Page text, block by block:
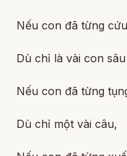
Nếu con đã từng
Dù chỉ là vài con
Nếu con đã từng
Dù chỉ một vài câu,